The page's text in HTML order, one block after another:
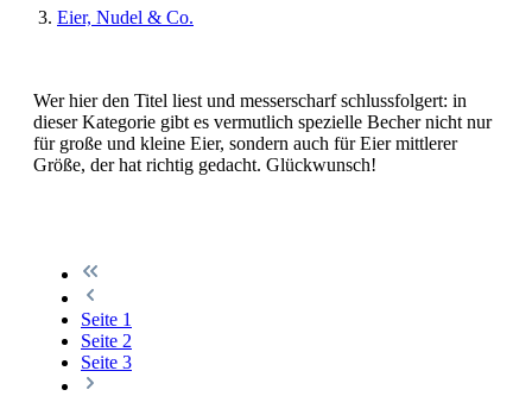
Eier, Nudel & Co.
Wer hier den Titel liest und messerscharf schlussfolgert: in
dieser Kategorie gibt es vermutlich spezielle Becher nicht nur
für große und kleine Eier, sondern auch für Eier mittlerer
Größe, der hat richtig gedacht. Glückwunsch!
Seite 1
Seite 2
Seite 3